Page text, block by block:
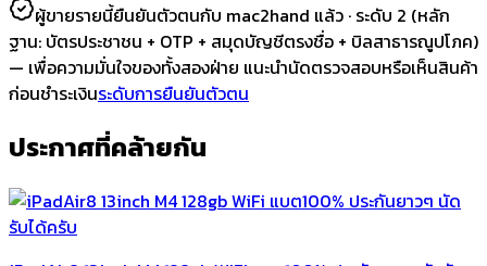
ผู้ขายรายนี้ยืนยันตัวตนกับ mac2hand แล้ว · ระดับ 2 (หลัก
ฐาน: บัตรประชาชน + OTP + สมุดบัญชีตรงชื่อ + บิลสาธารณูปโภค)
— เพื่อความมั่นใจของทั้งสองฝ่าย แนะนำนัดตรวจสอบหรือเห็นสินค้า
ก่อนชำระเงินระดับการยืนยันตัวตน
ประกาศที่คล้ายกัน